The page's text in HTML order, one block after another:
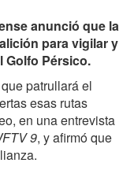
anunció que la
para vigilar y
Golfo Pérsico.
patrullará el
esas rutas
en una entrevista
9, y afirmó que